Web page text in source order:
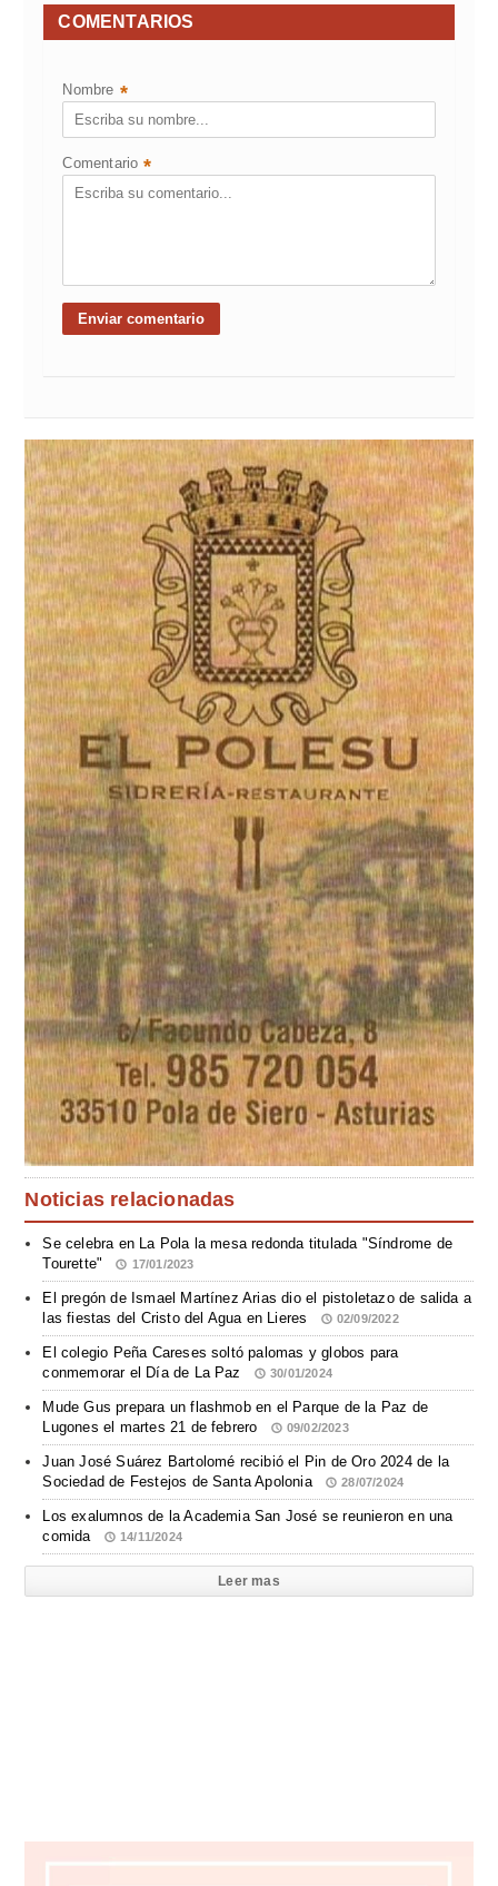
COMENTARIOS
Nombre *
Comentario *
Noticias relacionadas
Se celebra en La Pola la mesa redonda titulada "Síndrome de
Tourette"
17/01/2023
El pregón de Ismael Martínez Arias dio el pistoletazo de salida a
las fiestas del Cristo del Agua en Lieres
02/09/2022
El colegio Peña Careses soltó palomas y globos para
conmemorar el Día de La Paz
30/01/2024
Mude Gus prepara un flashmob en el Parque de la Paz de
Lugones el martes 21 de febrero
09/02/2023
Juan José Suárez Bartolomé recibió el Pin de Oro 2024 de la
Sociedad de Festejos de Santa Apolonia
28/07/2024
Los exalumnos de la Academia San José se reunieron en una
comida
14/11/2024
Leer mas